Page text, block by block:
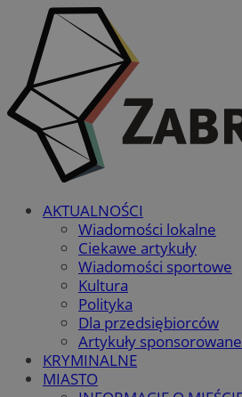
AKTUALNOŚCI
Wiadomości lokalne
Ciekawe artykuły
Wiadomości sportowe
Kultura
Polityka
Dla przedsiębiorców
Artykuły sponsorowane
KRYMINALNE
MIASTO